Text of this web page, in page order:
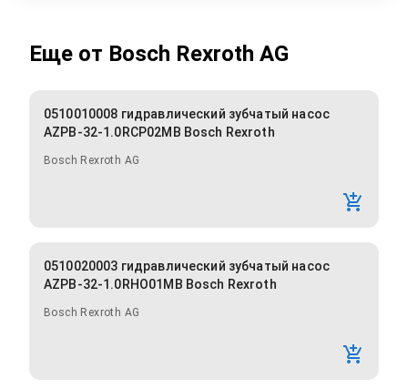
Еще от Bosch Rexroth AG
0510010008 гидравлический зубчатый насос
AZPB-32-1.0RCP02MB Bosch Rexroth
Bosch Rexroth AG
0510020003 гидравлический зубчатый насос
AZPB-32-1.0RHO01MB Bosch Rexroth
Bosch Rexroth AG